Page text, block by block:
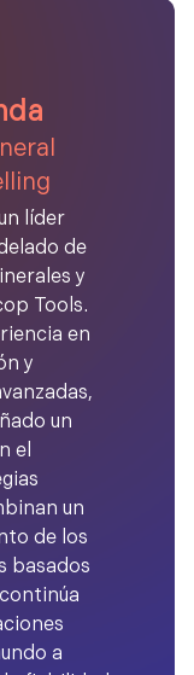
líder
de
y
Tools.
en
y
un
el
un
de los
basados
a